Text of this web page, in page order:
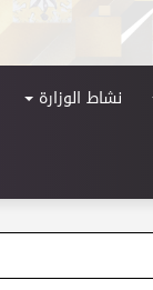
نشاط الوزارة